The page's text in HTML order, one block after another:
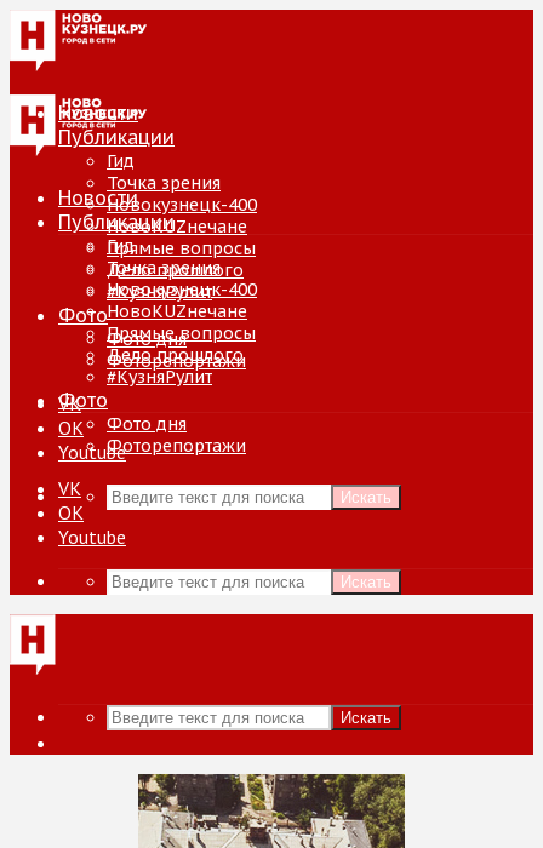
Новости
Публикации
Гид
Точка зрения
Новокузнецк-400
НовоKUZнечане
Прямые вопросы
Дело прошлого
#КузняРулит
Фото
Фото дня
Фоторепортажи
VK
ОК
Youtube
Искать
Новости
Публикации
Гид
Точка зрения
Новокузнецк-400
НовоKUZнечане
Прямые вопросы
Дело прошлого
#КузняРулит
Фото
Фото дня
Фоторепортажи
VK
ОК
Youtube
Искать
Искать